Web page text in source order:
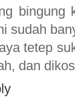
bingung
sudah
tetep
dan